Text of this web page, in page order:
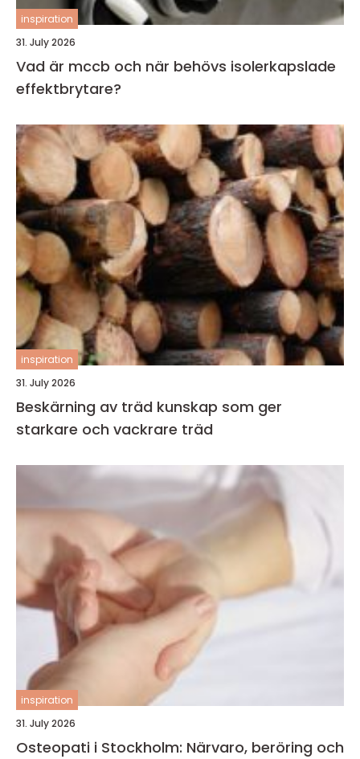
inspiration
31. July 2026
Vad är mccb och när behövs isolerkapslade
effektbrytare?
inspiration
31. July 2026
Beskärning av träd kunskap som ger
starkare och vackrare träd
inspiration
31. July 2026
Osteopati i Stockholm: Närvaro, beröring och